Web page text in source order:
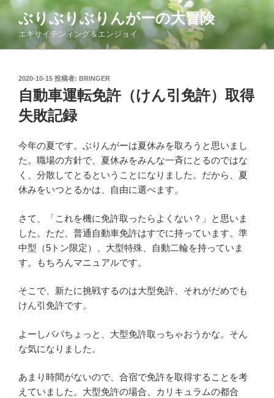
テ
ン
ぶりぶりぶりんがーの大冒険
エキサイテンィング＆エンジョイ
投
稿
日:
2020-10-15 投稿者: BRINGER
自動車運転免許（けん引免許）取得
失敗記録
今年の夏です。ぶりんがーは夏休みを取ろうと思いまし
た。職場の方針で、夏休みをみんな一斉にとるのではな
く、分散してとるということになりました。だから、夏
休みをいつとるかは、自由に選べます。
さて、「これを機に免許取ったらよくない？」と思いま
した。ただ、普通自動車免許はすでに持っています。準
中型（5トン限定）、大型特殊、自動二輪を持っていま
す。もちろんマニュアルです。
そこで、新たに挑戦するのは大型免許、それがだめでも
けん引免許です。
よーしパパちょっと、大型免許取っちゃおうかな。そん
な気になりました。
あまり時間がないので、合宿で免許を取得することを考
えていました。大型免許の場合、カリキュラムの都合